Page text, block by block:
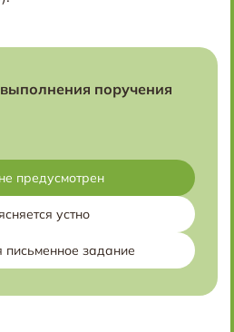
поручения
предусмотрен
устно
письменное задание